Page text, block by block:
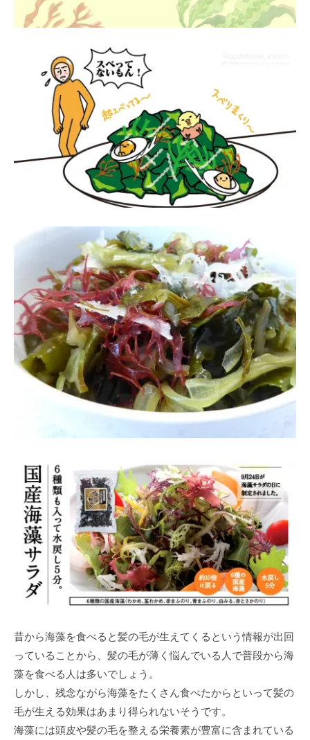
昔から海藻を食べると髪の毛が生えてくるという情報が出回
っていることから、髪の毛が薄く悩んでいる人で普段から海
藻を食べる人は多いでしょう。
しかし、残念ながら海藻をたくさん食べたからといって髪の
毛が生える効果はあまり得られないそうです。
海藻には頭皮や髪の毛を整える栄養素が豊富に含まれている